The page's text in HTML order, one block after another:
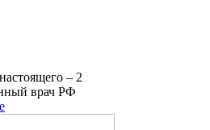
– 2
врач РФ